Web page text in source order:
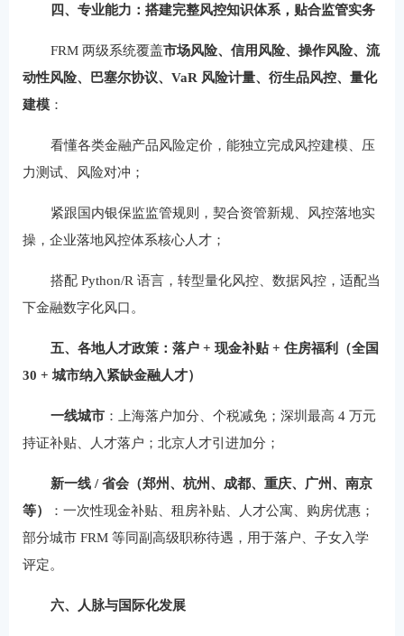
四、专业能力：搭建完整风控知识体系，贴合监管实务
FRM 两级系统覆盖市场风险、信用风险、操作风险、流
动性风险、巴塞尔协议、VaR 风险计量、衍生品风控、量化
建模 ：
看懂各类金融产品风险定价，能独立完成风控建模、压
力测试、风险对冲；
紧跟国内银保监监管规则，契合资管新规、风控落地实
操，企业落地风控体系核心人才；
搭配 Python/R 语言，转型量化风控、数据风控，适配当
下金融数字化风口。
五、各地人才政策：落户 + 现金补贴 + 住房福利（全国
30 + 城市纳入紧缺金融人才）
一线城市：上海落户加分、个税减免；深圳最高 4 万元
持证补贴、人才落户；北京人才引进加分；
新一线 / 省会（郑州、杭州、成都、重庆、广州、南京
等）
：一次性现金补贴、租房补贴、人才公寓、购房优惠；
部分城市 FRM 等同副高级职称待遇，用于落户、子女入学
评定。
六、人脉与国际化发展